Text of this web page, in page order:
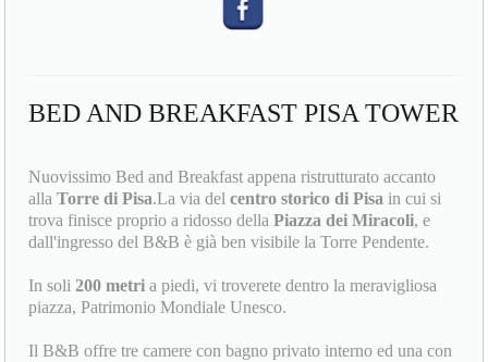
BED AND BREAKFAST PISA TOWER
Nuovissimo Bed and Breakfast appena ristrutturato accanto
allaTorre di Pisa.La via delcentro storico di Pisa in cui si
trova finisce proprio a ridosso dellaPiazza dei Miracoli, e
dall'ingresso del B&B è già ben visibile la Torre Pendente.
In soli 200 metri a piedi, vi troverete dentro la meravigliosa
piazza, Patrimonio Mondiale Unesco.
Il B&B offre tre camere con bagno privato interno ed una con